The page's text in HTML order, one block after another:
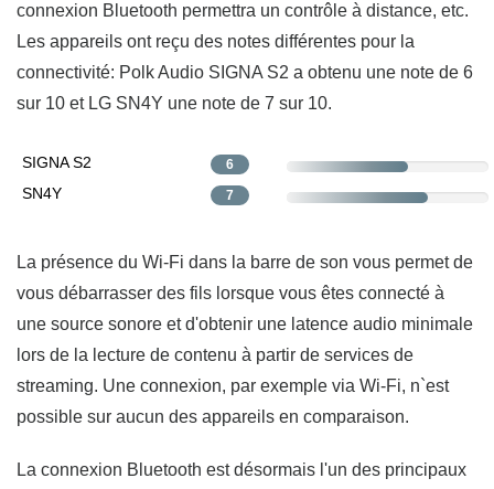
connexion Bluetooth permettra un contrôle à distance, etc.
Les appareils ont reçu des notes différentes pour la
connectivité: Polk Audio SIGNA S2 a obtenu une note de 6
sur 10 et LG SN4Y une note de 7 sur 10.
SIGNA S2 6
SN4Y 7
La présence du Wi-Fi dans la barre de son vous permet de
vous débarrasser des fils lorsque vous êtes connecté à
une source sonore et d'obtenir une latence audio minimale
lors de la lecture de contenu à partir de services de
streaming. Une connexion, par exemple via Wi-Fi, n`est
possible sur aucun des appareils en comparaison.
La connexion Bluetooth est désormais l'un des principaux